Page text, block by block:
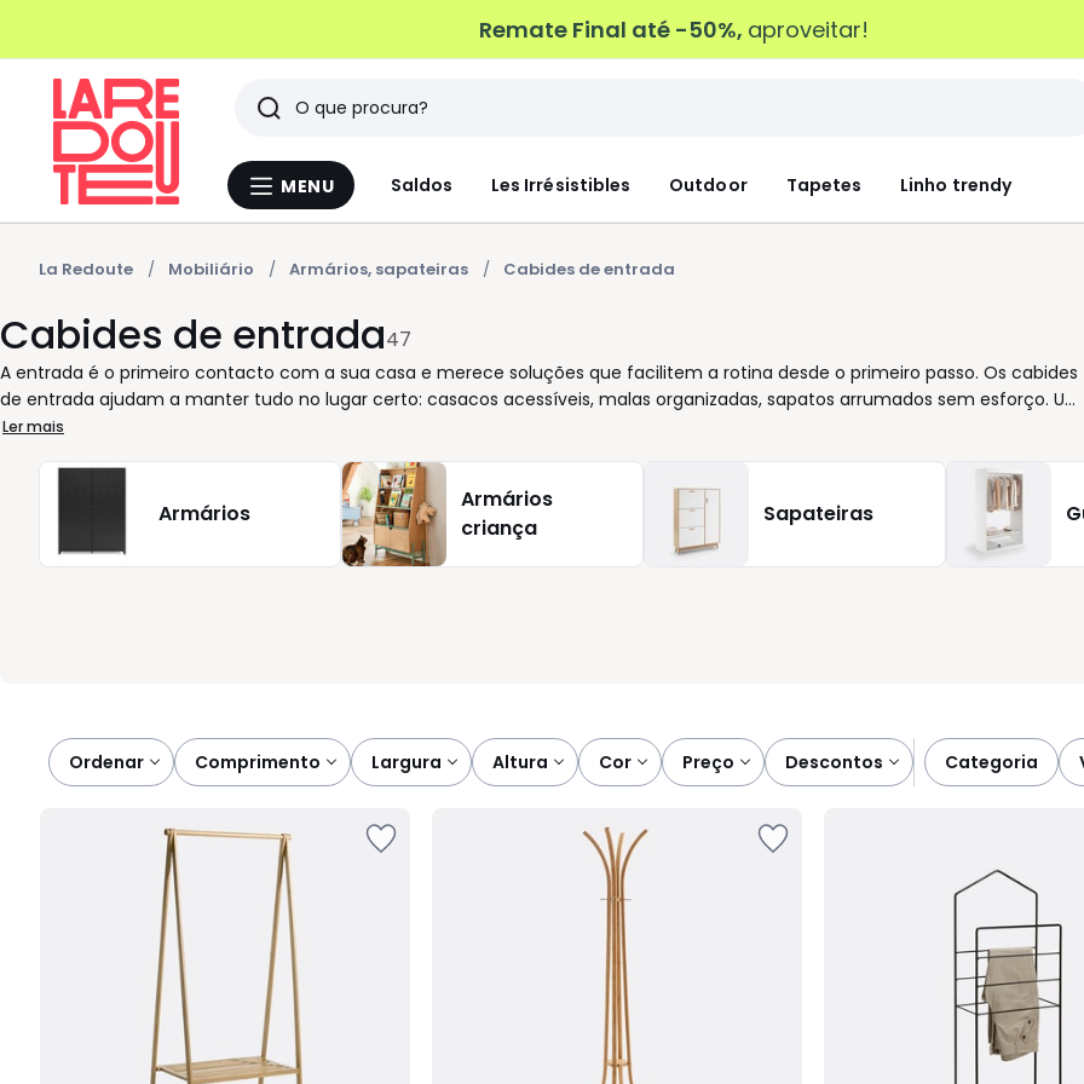
Remate Final até -50%, aproveitar!
Menu
MENU Saldos Les Irrésistibles Outdoor Tapetes Linho trendy
Pesquisar
Últimos
artigos
vistos
La Redoute Mobiliário Armários, sapateiras Cabides de entrada
Cabides de entrada47
A entrada é o primeiro contacto com a sua casa e merece soluções que facilitem a rotina desde o primeiro passo. Os cabides
de entrada ajudam a manter tudo no lugar certo: casacos acessíveis, malas organizadas, sapatos arrumados sem esforço. Um
gesto simples que faz a diferença todos os dias. Na La Redoute, propomos modelos pensados para diferentes ritmos de vida e
sapatos com conforto? Ou uma opção com sapateira integrada para ganhar tempo nas manhãs apressadas? Há soluções em
madeira, como o carvalho, em metal ou em branco, fáceis de combinar com o resto da decoração. Aqui pode comparar
estilos, dimensões e preço de forma clara, escolhendo o modelo que realmente responde às suas necessidades. Cada detalhe
é pensado para tornar a entrada mais prática, organizada e acolhedora, sem complicações. Porque chegar a casa deve ser
Ler mais
Armários
Armários
criança
Sapateiras
Ordenar
comprimento largura altura cor preço descontos categoria